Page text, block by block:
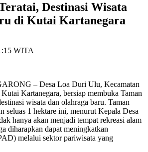
Destinasi Wisata
di Kutai Kartanegara
WITA
– Desa Loa Duri Ulu, Kecamatan
Kartanegara, bersiap membuka Taman
wisata dan olahraga baru. Taman
seluas 1 hektare ini, menurut Kepala Desa
hanya akan menjadi tempat rekreasi alam
diharapkan dapat meningkatkan
melalui sektor pariwisata yang